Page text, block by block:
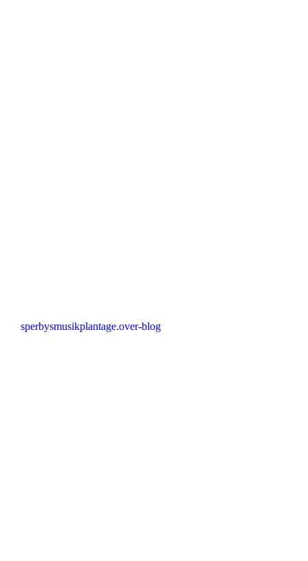
sperbysmusikplantage.over-blog